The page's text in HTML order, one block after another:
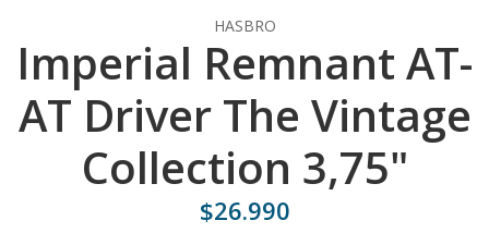
HASBRO
Imperial Remnant AT-
AT Driver The Vintage
Collection 3,75"
$26.990